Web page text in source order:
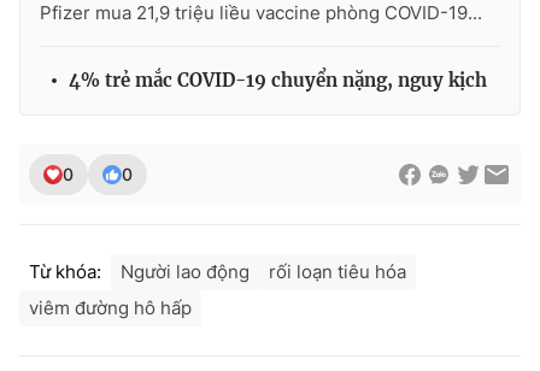
Pfizer mua 21,9 triệu liều vaccine phòng COVID-19...
4% trẻ mắc COVID-19 chuyển nặng, nguy kịch
0 0
Từ khóa: Người lao động
rối loạn tiêu hóa
viêm đường hô hấp